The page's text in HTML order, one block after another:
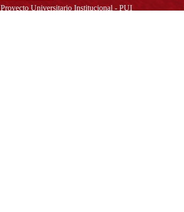
Proyecto Universitario Institucional - PUI